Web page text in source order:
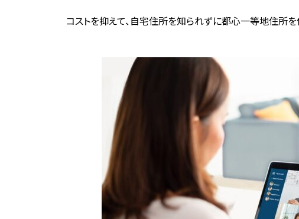
コストを抑えて、自宅住所を知られずに都心一等地住所